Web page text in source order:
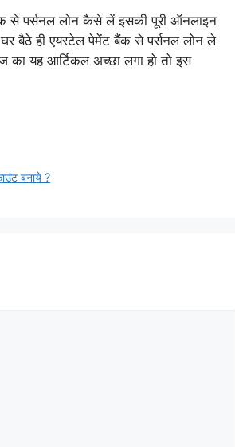
से पर्सनल लोन कैसे लें इसकी पूरी ऑनलाइन
बैठे ही एयरटेल पेमेंट बैंक से पर्सनल लोन ले
यह आर्टिकल अच्छा लगा हो तो इस
बनाये ?